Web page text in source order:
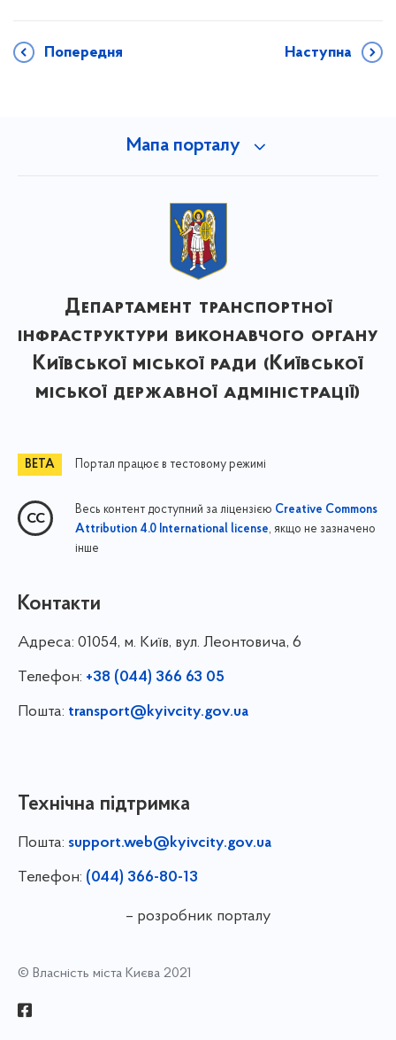
Попередня Наступна
Мапа порталу
Департамент транспортної
інфраструктури виконавчого органу
Київської міської ради (Київської
міської державної адміністрації)
Портал працює в тестовому режимі
Весь контент доступний за ліцензією Creative Commons
Attribution 4.0 International license, якщо не зазначено
інше
Контакти
Адреса: 01054, м. Київ, вул. Леонтовича, 6
Телефон: +38 (044) 366 63 05
Пошта: transport@kyivcity.gov.ua
Технічна підтримка
Пошта: support.web@kyivcity.gov.ua
Телефон: (044) 366-80-13
– розробник порталу
© Власність міста Києва 2021